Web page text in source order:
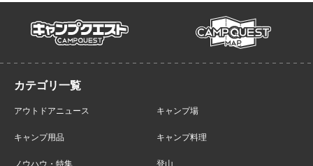
campquest campmap
アウトドアニュース キャンプ場
キャンプ用品 キャンプ料理
ノウハウ・特集 登山